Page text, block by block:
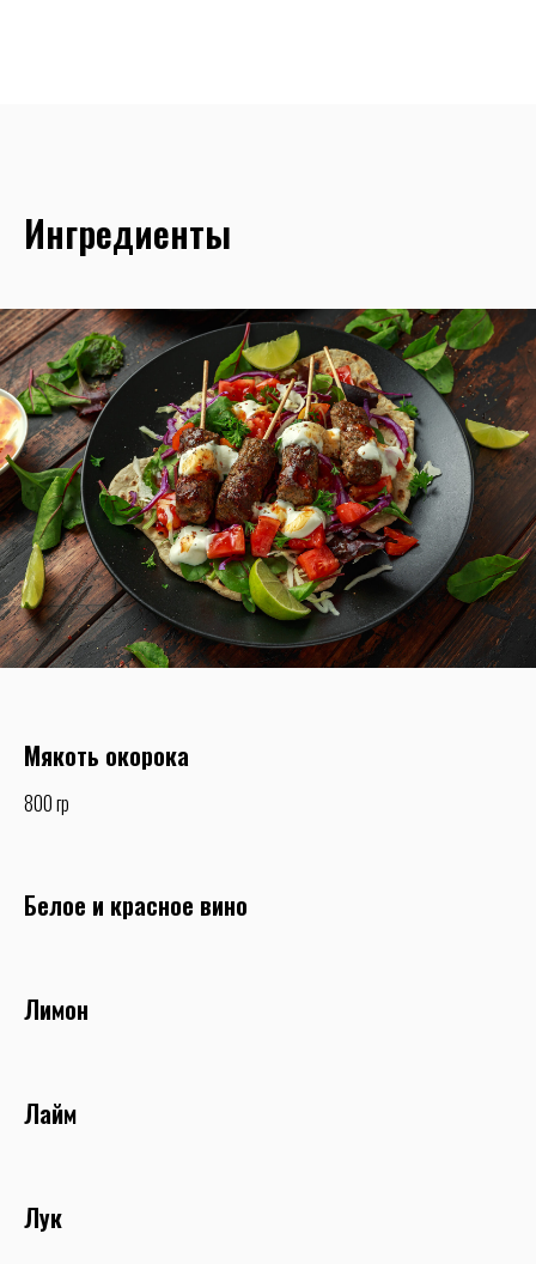
Ингредиенты
Мякоть окорока
800 гр
Белое и красное вино
Лимон
Лайм
Лук